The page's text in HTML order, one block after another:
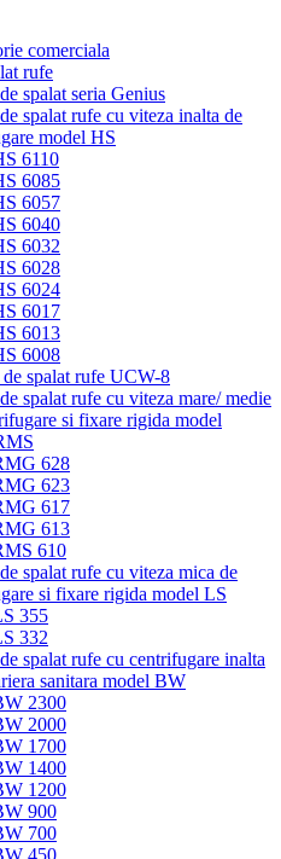
comerciala
rufe
spalat seria Genius
spalat rufe cu viteza inalta de
model HS
6110
6085
6057
6040
6032
6028
6024
6017
6013
6008
spalat rufe UCW-8
spalat rufe cu viteza mare/ medie
si fixare rigida model
628
623
617
613
610
spalat rufe cu viteza mica de
si fixare rigida model LS
355
332
spalat rufe cu centrifugare inalta
sanitara model BW
2300
2000
1700
1400
1200
900
700
450